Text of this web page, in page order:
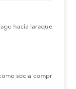
hacia laraque
socia compr